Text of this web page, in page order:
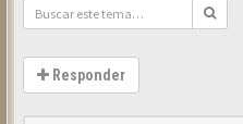
Responder